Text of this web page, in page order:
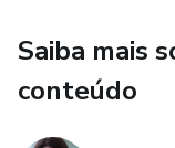
Saiba mais
conteúdo